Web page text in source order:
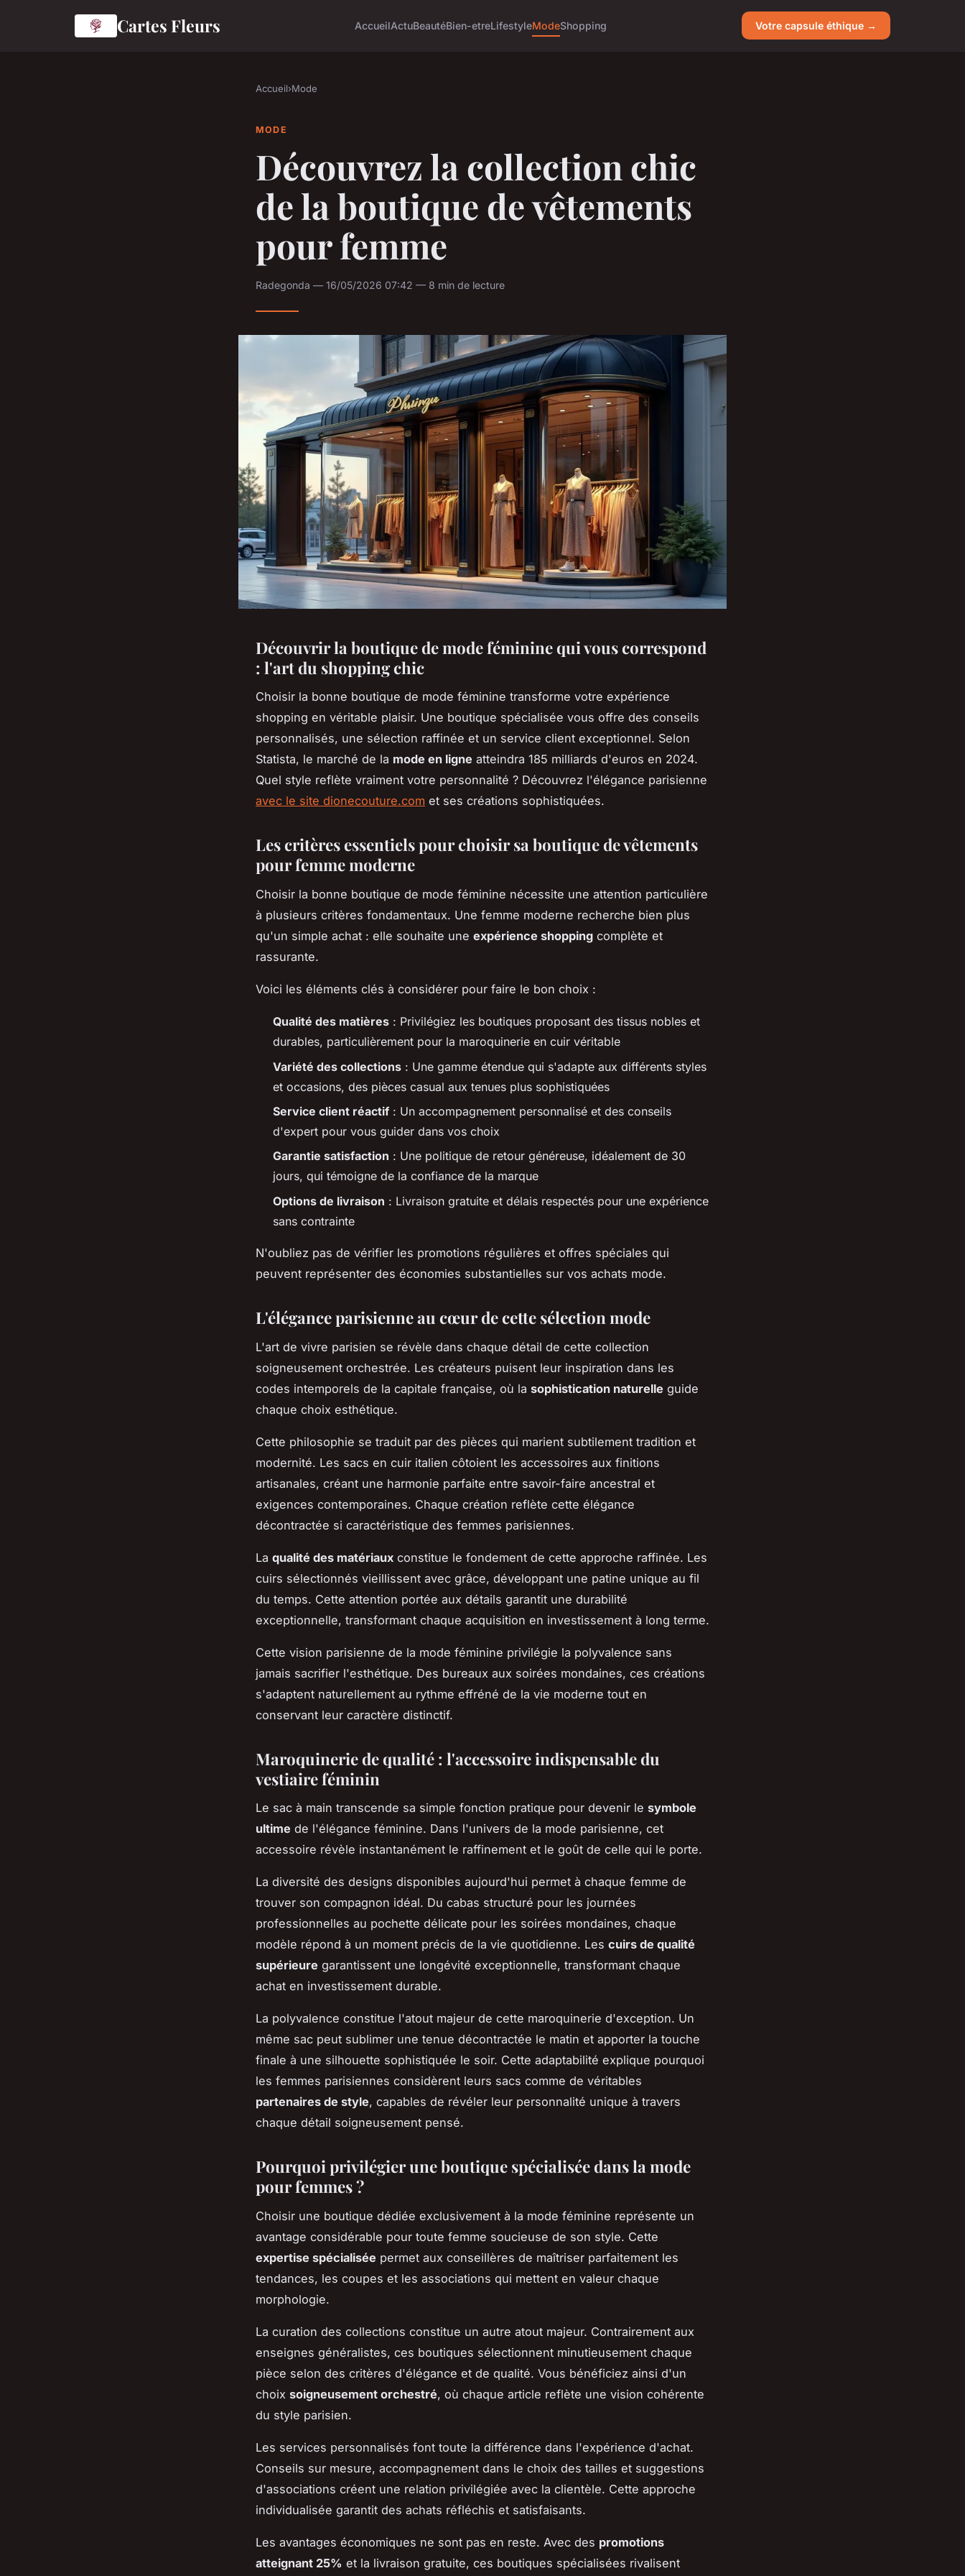
Cartes Fleurs AccueilActuBeautéBien-etreLifestyleModeShopping Votre capsule éthique →
Accueil›Mode
MODE
Découvrez la collection chic
de la boutique de vêtements
pour femme
Radegonda — 16/05/2026 07:42 — 8 min de lecture
Découvrir la boutique de mode féminine qui vous correspond
: l'art du shopping chic
Choisir la bonne boutique de mode féminine transforme votre expérience
shopping en véritable plaisir. Une boutique spécialisée vous offre des conseils
personnalisés, une sélection raffinée et un service client exceptionnel. Selon
Statista, le marché de la mode en ligne atteindra 185 milliards d'euros en 2024.
Quel style reflète vraiment votre personnalité ? Découvrez l'élégance parisienne
avec le site dionecouture.com et ses créations sophistiquées.
Les critères essentiels pour choisir sa boutique de vêtements
pour femme moderne
Choisir la bonne boutique de mode féminine nécessite une attention particulière
à plusieurs critères fondamentaux. Une femme moderne recherche bien plus
qu'un simple achat : elle souhaite une expérience shopping complète et
rassurante.
Voici les éléments clés à considérer pour faire le bon choix :
Qualité des matières : Privilégiez les boutiques proposant des tissus nobles et
durables, particulièrement pour la maroquinerie en cuir véritable
Variété des collections : Une gamme étendue qui s'adapte aux différents styles
et occasions, des pièces casual aux tenues plus sophistiquées
Service client réactif : Un accompagnement personnalisé et des conseils
d'expert pour vous guider dans vos choix
Garantie satisfaction : Une politique de retour généreuse, idéalement de 30
jours, qui témoigne de la confiance de la marque
Options de livraison : Livraison gratuite et délais respectés pour une expérience
sans contrainte
N'oubliez pas de vérifier les promotions régulières et offres spéciales qui
peuvent représenter des économies substantielles sur vos achats mode.
L'élégance parisienne au cœur de cette sélection mode
L'art de vivre parisien se révèle dans chaque détail de cette collection
soigneusement orchestrée. Les créateurs puisent leur inspiration dans les
codes intemporels de la capitale française, où la sophistication naturelle guide
chaque choix esthétique.
Cette philosophie se traduit par des pièces qui marient subtilement tradition et
modernité. Les sacs en cuir italien côtoient les accessoires aux finitions
artisanales, créant une harmonie parfaite entre savoir-faire ancestral et
exigences contemporaines. Chaque création reflète cette élégance
décontractée si caractéristique des femmes parisiennes.
La qualité des matériaux constitue le fondement de cette approche raffinée. Les
cuirs sélectionnés vieillissent avec grâce, développant une patine unique au fil
du temps. Cette attention portée aux détails garantit une durabilité
exceptionnelle, transformant chaque acquisition en investissement à long terme.
Cette vision parisienne de la mode féminine privilégie la polyvalence sans
jamais sacrifier l'esthétique. Des bureaux aux soirées mondaines, ces créations
s'adaptent naturellement au rythme effréné de la vie moderne tout en
conservant leur caractère distinctif.
Maroquinerie de qualité : l'accessoire indispensable du
vestiaire féminin
Le sac à main transcende sa simple fonction pratique pour devenir le symbole
ultime de l'élégance féminine. Dans l'univers de la mode parisienne, cet
accessoire révèle instantanément le raffinement et le goût de celle qui le porte.
La diversité des designs disponibles aujourd'hui permet à chaque femme de
trouver son compagnon idéal. Du cabas structuré pour les journées
professionnelles au pochette délicate pour les soirées mondaines, chaque
modèle répond à un moment précis de la vie quotidienne. Les cuirs de qualité
supérieure garantissent une longévité exceptionnelle, transformant chaque
achat en investissement durable.
La polyvalence constitue l'atout majeur de cette maroquinerie d'exception. Un
même sac peut sublimer une tenue décontractée le matin et apporter la touche
finale à une silhouette sophistiquée le soir. Cette adaptabilité explique pourquoi
les femmes parisiennes considèrent leurs sacs comme de véritables
partenaires de style, capables de révéler leur personnalité unique à travers
chaque détail soigneusement pensé.
Pourquoi privilégier une boutique spécialisée dans la mode
pour femmes ?
Choisir une boutique dédiée exclusivement à la mode féminine représente un
avantage considérable pour toute femme soucieuse de son style. Cette
expertise spécialisée permet aux conseillères de maîtriser parfaitement les
tendances, les coupes et les associations qui mettent en valeur chaque
morphologie.
La curation des collections constitue un autre atout majeur. Contrairement aux
enseignes généralistes, ces boutiques sélectionnent minutieusement chaque
pièce selon des critères d'élégance et de qualité. Vous bénéficiez ainsi d'un
choix soigneusement orchestré, où chaque article reflète une vision cohérente
du style parisien.
Les services personnalisés font toute la différence dans l'expérience d'achat.
Conseils sur mesure, accompagnement dans le choix des tailles et suggestions
d'associations créent une relation privilégiée avec la clientèle. Cette approche
individualisée garantit des achats réfléchis et satisfaisants.
Les avantages économiques ne sont pas en reste. Avec des promotions
atteignant 25% et la livraison gratuite, ces boutiques spécialisées rivalisent